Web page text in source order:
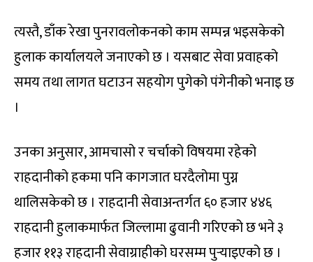
त्यस्तै, डाँक रेखा पुनरावलोकनको काम सम्पन्न भइसकेको
हुलाक कार्यालयले जनाएको छ । यसबाट सेवा प्रवाहको
समय तथा लागत घटाउन सहयोग पुगेको पंगेनीको भनाइ छ
।
उनका अनुसार, आमचासो र चर्चाको विषयमा रहेको
राहदानीको हकमा पनि कागजात घरदैलोमा पुग्न
थालिसकेको छ । राहदानी सेवाअन्तर्गत ६० हजार ४४६
राहदानी हुलाकमार्फत जिल्लामा ढुवानी गरिएको छ भने ३
हजार ११३ राहदानी सेवाग्राहीको घरसम्म पुर्‍‍याइएको छ ।